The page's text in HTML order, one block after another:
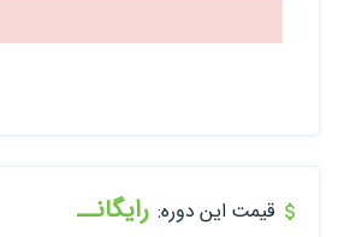
قیمت این دوره: رایگانــ